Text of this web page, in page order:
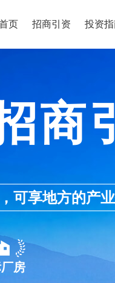
页 招商引资 投资
商
可享地方的产
房